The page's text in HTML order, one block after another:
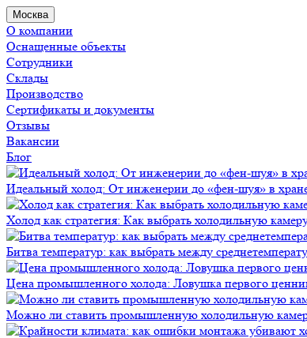
Москва
О компании
Оснащенные объекты
Сотрудники
Склады
Производство
Сертификаты и документы
Отзывы
Вакансии
Блог
Идеальный холод: От инженерии до «фен-шуя» в
Холод как стратегия: Как выбрать холодильную
Битва температур: как выбрать между
Цена промышленного холода: Ловушка первого
Можно ли ставить промышленную холодильную